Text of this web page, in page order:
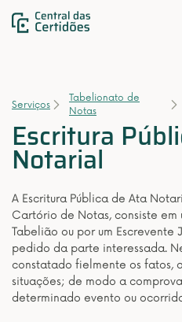
Serviços
Tabelionato de
Notas
Escritura
Notarial
A Escritura Pública de Ata
Cartório de Notas, consiste
Tabelião ou por um Escrevente
pedido da parte interessada.
constatado fielmente os fatos,
situações; de modo a
determinado evento ou